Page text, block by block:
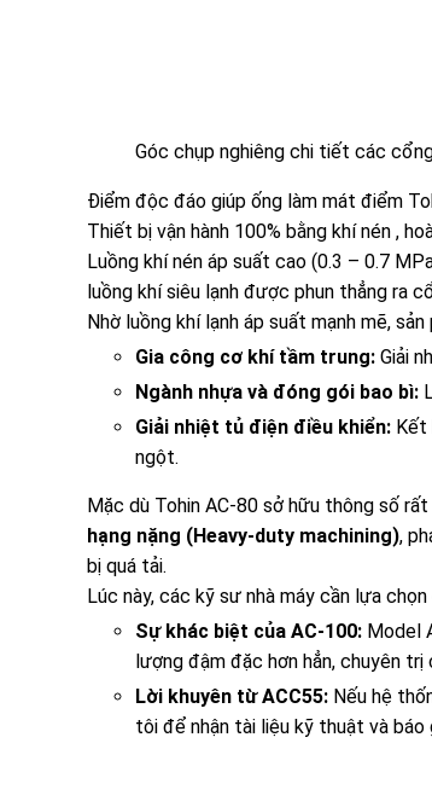
Góc chụp nghiêng chi tiết các
Điểm độc đáo giúp ống làm mát điểm
Thiết bị vận hành 100% bằng khí nén ,
Luồng khí nén áp suất cao (0.3 – 0.7
luồng khí siêu lạnh được phun thẳng ra
Nhờ luồng khí lạnh áp suất mạnh mẽ,
Gia công cơ khí tầm trung: Giải
Ngành nhựa và đóng gói bao bì:
Giải nhiệt tủ điện điều khiển: Kết
ngột.
Mặc dù Tohin AC-80 sở hữu thông số
hạng nặng (Heavy-duty machining),
bị quá tải.
Lúc này, các kỹ sư nhà máy cần lựa
Sự khác biệt của AC-100: Model
lượng đậm đặc hơn hẳn, chuyên
Lời khuyên từ ACC55: Nếu hệ
tôi để nhận tài liệu kỹ thuật và báo